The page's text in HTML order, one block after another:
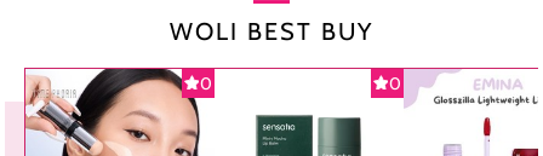
WOLI BEST BUY
0 0